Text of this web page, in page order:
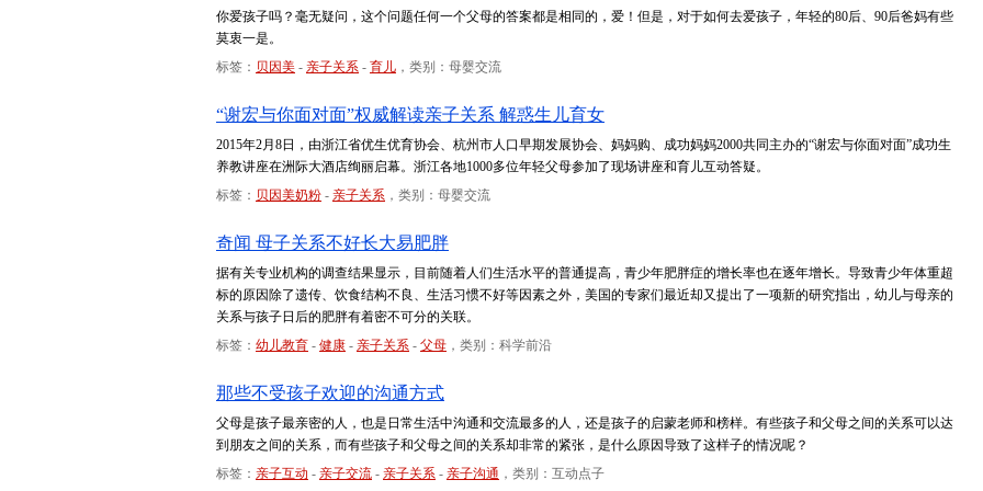
你爱孩子吗？毫无疑问，这个问题任何一个父母的答案都是相同的，爱！但是，对于如何去爱孩子，年轻的80后、90后爸妈有些
莫衷一是。
标签： 贝因美 - 亲子关系 - 育儿 ，类别：母婴交流
“谢宏与你面对面”权威解读亲子关系 解惑生儿育女
2015年2月8日，由浙江省优生优育协会、杭州市人口早期发展协会、妈妈购、成功妈妈2000共同主办的“谢宏与你面对面”成功生
养教讲座在洲际大酒店绚丽启幕。浙江各地1000多位年轻父母参加了现场讲座和育儿互动答疑。
标签： 贝因美奶粉 - 亲子关系 ，类别：母婴交流
奇闻 母子关系不好长大易肥胖
据有关专业机构的调查结果显示，目前随着人们生活水平的普通提高，青少年肥胖症的增长率也在逐年增长。导致青少年体重超
标的原因除了遗传、饮食结构不良、生活习惯不好等因素之外，美国的专家们最近却又提出了一项新的研究指出，幼儿与母亲的
关系与孩子日后的肥胖有着密不可分的关联。
标签： 幼儿教育 - 健康 - 亲子关系 - 父母 ，类别：科学前沿
那些不受孩子欢迎的沟通方式
父母是孩子最亲密的人，也是日常生活中沟通和交流最多的人，还是孩子的启蒙老师和榜样。有些孩子和父母之间的关系可以达
到朋友之间的关系，而有些孩子和父母之间的关系却非常的紧张，是什么原因导致了这样子的情况呢？
标签： 亲子互动 - 亲子交流 - 亲子关系 - 亲子沟通 ，类别：互动点子